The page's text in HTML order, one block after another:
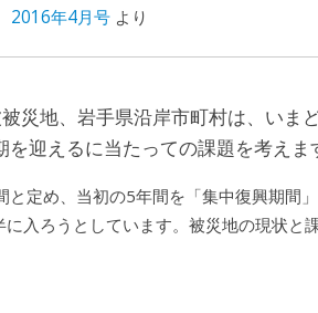
2016年4月号 より
災地、岩手県沿岸市町村は、いま
迎えるに当たっての課題を考えま
と定め、当初の5年間を「集中復興期間
入ろうとしています。被災地の現状と